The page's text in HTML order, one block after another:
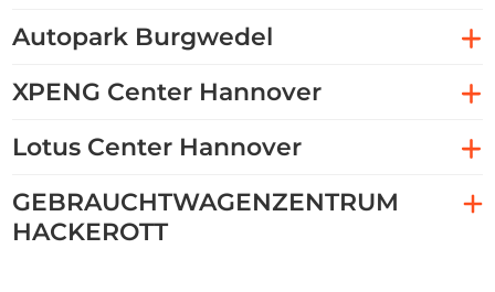
Autopark Burgwedel
XPENG Center Hannover
Lotus Center Hannover
GEBRAUCHTWAGENZENTRUM
HACKEROTT